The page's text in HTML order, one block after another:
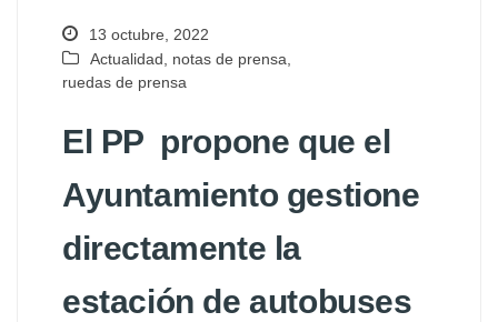
13 octubre, 2022
Actualidad, notas de prensa,
ruedas de prensa
El PP propone que el
Ayuntamiento gestione
directamente la
estación de autobuses